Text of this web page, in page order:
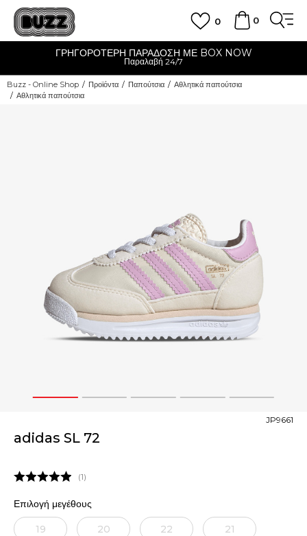
0
0
ΓΡΗΓΟΡΟΤΕΡΗ ΠΑΡΑΔΟΣΗ ΜΕ BOX NOW
Παραλαβή 24/7
Buzz - Online Shop Προϊόντα Παπούτσια
Αθλητικά παπούτσια
Αθλητικά παπούτσια
1 2 3 4 5
adidas SL 72
JP9661
1
Επιλογή μεγέθους
19 20 22 21